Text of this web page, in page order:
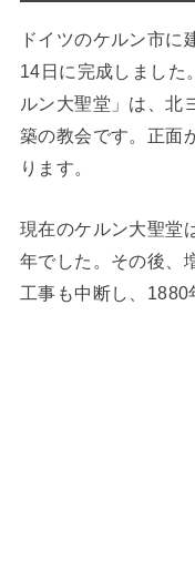
ドイツのケルン市に
14日に完成しました
ルン大聖堂」は、北
築の教会です。正面
ります。
現在のケルン大聖堂
年でした。その後、
工事も中断し、1880